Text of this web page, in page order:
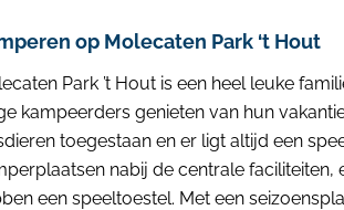
op Molecaten Park ‘t Hout
Park ’t Hout is een heel leuke
kampeerders genieten van hun
toegestaan en er ligt altijd een
nabij de centrale faciliteiten,
een speeltoestel. Met een